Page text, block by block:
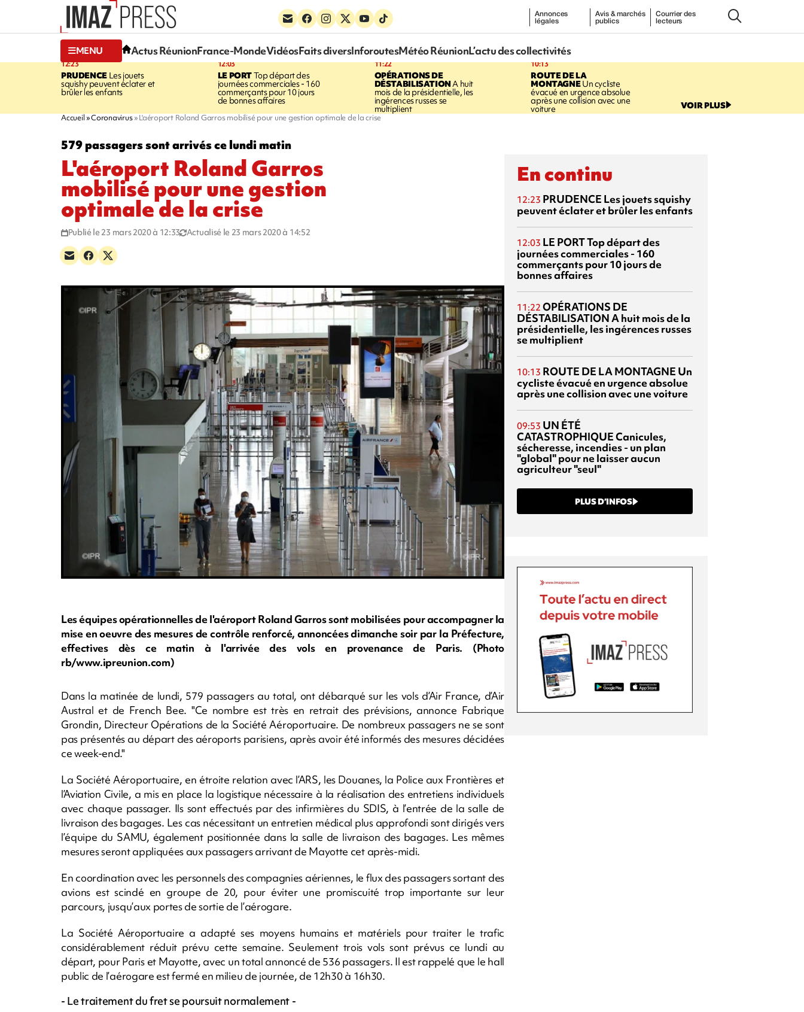
Annonces
légales
Avis & marchés
publics
Courrier des
lecteurs
MENU Actus RéunionFrance-MondeVidéosFaits diversInforoutesMétéo RéunionL’actu des collectivités
12:23
PRUDENCELes jouets
squishy peuvent éclater et
brûler les enfants
12:03
LE PORTTop départ des
journées commerciales - 160
commerçants pour 10 jours
de bonnes affaires
11:22
OPÉRATIONS DE
DÉSTABILISATIONA huit
mois de la présidentielle, les
ingérences russes se
multiplient
10:13
ROUTE DE LA
MONTAGNEUn cycliste
évacué en urgence absolue
après une collision avec une
voiture VOIR PLUS
Accueil Coronavirus L'aéroport Roland Garros mobilisé pour une gestion optimale de la crise
579 passagers sont arrivés ce lundi matin
L'aéroport Roland Garros
mobilisé pour une gestion
optimale de la crise
Publié le 23 mars 2020 à 12:33 Actualisé le 23 mars 2020 à 14:52
Les équipes opérationnelles de l'aéroport Roland Garros sont mobilisées pour accompagner la
mise en oeuvre des mesures de contrôle renforcé, annoncées dimanche soir par la Préfecture,
effectives dès ce matin à l'arrivée des vols en provenance de Paris. (Photo
rb/www.ipreunion.com)
Dans la matinée de lundi, 579 passagers au total, ont débarqué sur les vols d’Air France, d’Air
Austral et de French Bee. "Ce nombre est très en retrait des prévisions, annonce Fabrique
Grondin, Directeur Opérations de la Société Aéroportuaire. De nombreux passagers ne se sont
pas présentés au départ des aéroports parisiens, après avoir été informés des mesures décidées
ce week-end."
La Société Aéroportuaire, en étroite relation avec l’ARS, les Douanes, la Police aux Frontières et
l’Aviation Civile, a mis en place la logistique nécessaire à la réalisation des entretiens individuels
avec chaque passager. Ils sont effectués par des infirmières du SDIS, à l’entrée de la salle de
livraison des bagages. Les cas nécessitant un entretien médical plus approfondi sont dirigés vers
l’équipe du SAMU, également positionnée dans la salle de livraison des bagages. Les mêmes
mesures seront appliquées aux passagers arrivant de Mayotte cet après-midi.
En coordination avec les personnels des compagnies aériennes, le flux des passagers sortant des
avions est scindé en groupe de 20, pour éviter une promiscuité trop importante sur leur
parcours, jusqu’aux portes de sortie de l’aérogare.
La Société Aéroportuaire a adapté ses moyens humains et matériels pour traiter le trafic
considérablement réduit prévu cette semaine. Seulement trois vols sont prévus ce lundi au
départ, pour Paris et Mayotte, avec un total annoncé de 536 passagers. Il est rappelé que le hall
public de l’aérogare est fermé en milieu de journée, de 12h30 à 16h30.
- Le traitement du fret se poursuit normalement -
En continu
12:23 PRUDENCE Les jouets squishy
peuvent éclater et brûler les enfants
12:03 LE PORTTop départ des
journées commerciales - 160
commerçants pour 10 jours de
bonnes affaires
11:22 OPÉRATIONS DE
DÉSTABILISATIONA huit mois de la
présidentielle, les ingérences russes
se multiplient
10:13 ROUTE DE LA MONTAGNE Un
cycliste évacué en urgence absolue
après une collision avec une voiture
09:53 UN ÉTÉ
CATASTROPHIQUECanicules,
sécheresse, incendies - un plan
"global" pour ne laisser aucun
agriculteur "seul"
PLUS D’INFOS